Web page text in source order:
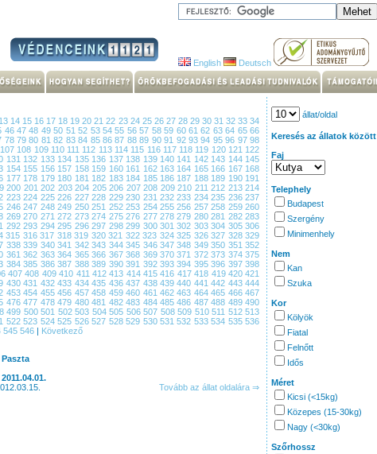
English Deutsch
13 14 15 16 17 18 19202122 23 24 25 26 27 28 29 30 31323334
464748 4950 5152 535455 5657 5859 60 6162 6364 6566
787980 8182 8384 858687 8889 9091 92 9394 9596 9798
107 108 109 110 111 112 113 114 115 116 117 118 119 120 121 122
131 132 133 134 135 136 137 138 139 140 141 142 143 144 145
154 155 156 157 158 159 160 161 162 163 164 165 166 167 168
177 178 179 180 181 182 183 184 185 186 187 188 189 190 191
200 201 202 203 204 205 206 207 208 209 210 211 212 213 214
223224 225226 227228 229230 231 232233 234235 236237
246247 248249 250251 252253 254 255256 257258 259260
269270 271272 273274 275276 277 278279 280281 282283
292293 294295 296297 298299 300 301302 303304 305306
315 316 317 318 319 320 321 322 323 324 325 326 327 328 329
338339 340341 342343 344345 346 347348 349350 351352
361362 363364 365366 367368 369 370371 372373 374375
384385 386387 388389 390391 392 393394 395396 397398
407408 409410 411 412413 414 415416 417418 419 420421
430431 432433 434435 436437 438 439440 441442 443444
453454 455456 457458 459460 461 462463 464465 466467
476477 478479 480481 482483 484 485486 487488 489490
499 500 501 502 503 504 505 506 507 508 509 510 511 512 513
522523 524525 526527 528529 530 531532 533534 535536
545 546 | Következő
Tovább az állat oldalára ⇒
állat/oldal
Keresés az állatok között
Faj
Telephely
Budapest
Szergény
Minimenhely
Nem
Kan
Szuka
Kor
Kölyök
Fiatal
Felnőtt
Idős
Méret
Kicsi (<15kg)
Közepes (15-30kg)
Nagy (<30kg)
Szőrhossz